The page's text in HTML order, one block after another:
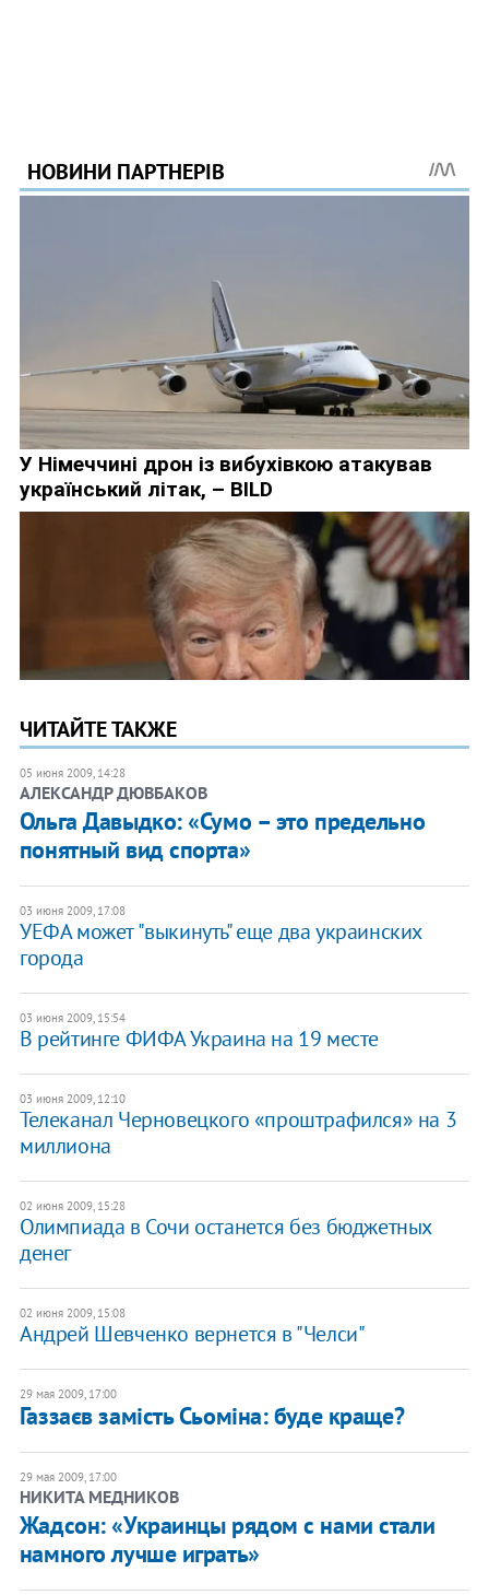
ЧИТАЙТЕ ТАКЖЕ
05 июня 2009, 14:28
АЛЕКСАНДР ДЮВБАКОВ
Ольга Давыдко: «Сумо – это предельно
понятный вид спорта»
03 июня 2009, 17:08
УЕФА может "выкинуть" еще два украинских
города
03 июня 2009, 15:54
В рейтинге ФИФА Украина на 19 месте
03 июня 2009, 12:10
Телеканал Черновецкого «проштрафился» на 3
миллиона
02 июня 2009, 15:28
Олимпиада в Сочи останется без бюджетных
денег
02 июня 2009, 15:08
Андрей Шевченко вернется в "Челси"
29 мая 2009, 17:00
Газзаєв замість Сьоміна: буде краще?
29 мая 2009, 17:00
НИКИТА МЕДНИКОВ
Жадсон: «Украинцы рядом с нами стали
намного лучше играть»